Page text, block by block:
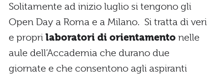
Solitamente ad inizio luglio si tengono gli
Open Day a Roma e a Milano. Si tratta di veri
e propri laboratori di orientamento nelle
aule dell’Accademia che durano due
giornate e che consentono agli aspiranti